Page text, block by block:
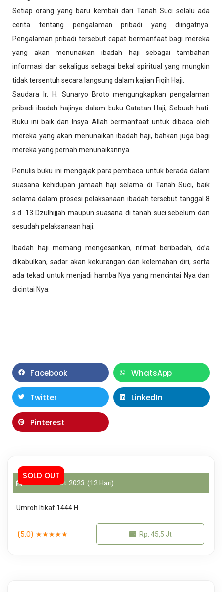
Setiap orang yang baru kembali dari Tanah Suci selalu ada
cerita tentang pengalaman pribadi yang diingatnya.
Pengalaman pribadi tersebut dapat bermanfaat bagi mereka
yang akan menunaikan ibadah haji sebagai tambahan
informasi dan sekaligus sebagai bekal spiritual yang mungkin
tidak tersentuh secara langsung dalam kajian Fiqih Haji.
Saudara Ir. H. Sunaryo Broto mengungkapkan pengalaman
pribadi ibadah hajinya dalam buku Catatan Haji, Sebuah hati.
Buku ini baik dan Insya Allah bermanfaat untuk dibaca oleh
mereka yang akan menunaikan ibadah haji, bahkan juga bagi
mereka yang pernah menunaikannya.
Penulis buku ini mengajak para pembaca untuk berada dalam
suasana kehidupan jamaah haji selama di Tanah Suci, baik
selama dalam prosesi pelaksanaan ibadah tersebut tanggal 8
s.d. 13 Dzulhijjah maupun suasana di tanah suci sebelum dan
sesudah pelaksanaan haji.
Ibadah haji memang mengesankan, ni’mat beribadah, do’a
dikabulkan, sadar akan kekurangan dan kelemahan diri, serta
ada tekad untuk menjadi hamba Nya yang mencintai Nya dan
dicintai Nya.
Facebook WhatsApp
Twitter LinkedIn
Pinterest
SOLD OUT
Bulan: Maret 2023 (12 Hari)
Umroh Itikaf 1444 H
(5.0) ★★★★★ Rp. 45,5 Jt